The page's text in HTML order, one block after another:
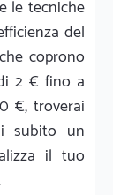
le tecniche
del
coprono
2 € fino a
€, troverai
subito un
il tuo